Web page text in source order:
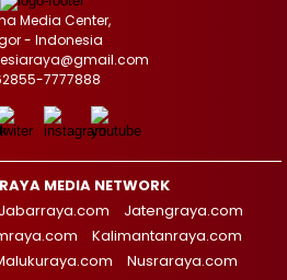
Media Center,
- Indonesia
7777888
MEDIA NETWORK
Jabarraya.com
Jatengraya.com
Kalimantanraya.com
Nusraraya.com